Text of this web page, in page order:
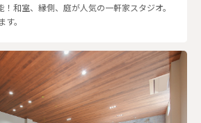
和室、縁側、庭が人気の一軒家スタジオ。
。